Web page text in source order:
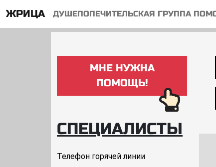
ЖРИЦА ДУШЕПОПЕЧИТЕЛЬСКАЯ ГРУППА
МНЕ НУЖНА
ПОМОЩЬ!
СПЕЦИАЛИСТЫ
Телефон горячей линии